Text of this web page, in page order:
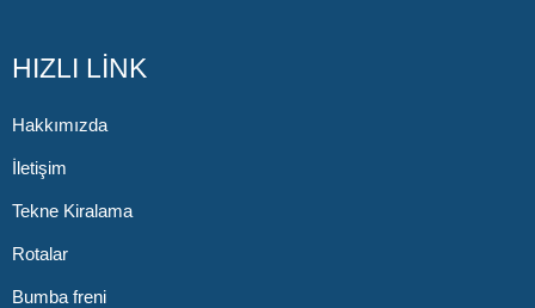
HIZLI LİNK
Hakkımızda
İletişim
Tekne Kiralama
Rotalar
Bumba freni